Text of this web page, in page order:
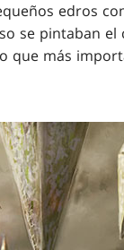
edros
se pintaban el
que más